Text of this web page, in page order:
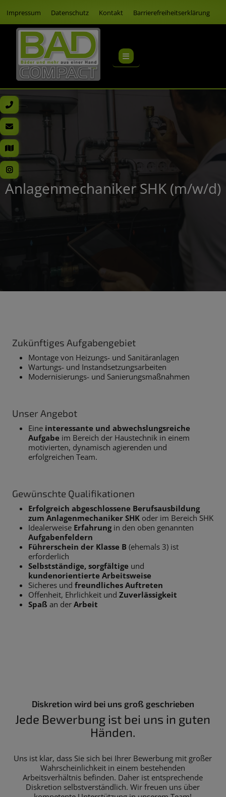
Impressum Datenschutz Kontakt Barrierefreiheitserklärung
Anlagenmechaniker SHK (m/w/d)
Zukünftiges Aufgabengebiet
Montage von Heizungs- und Sanitäranlagen
Wartungs- und Instandsetzungsarbeiten
Modernisierungs- und Sanierungsmaßnahmen
Unser Angebot
Eine interessante und abwechslungsreiche
Aufgabe im Bereich der Haustechnik in einem
motivierten, dynamisch agierenden und
erfolgreichen Team.
Gewünschte Qualifikationen
Erfolgreich abgeschlossene Berufsausbildung
zum Anlagenmechaniker SHK oder im Bereich SHK
Idealerweise Erfahrungin den oben genannten
Aufgabenfeldern
Führerschein der Klasse B (ehemals 3) ist
erforderlich
Selbstständige, sorgfältige und
kundenorientierte Arbeitsweise
Sicheres und freundliches Auftreten
Offenheit, Ehrlichkeit und Zuverlässigkeit
Spaß an der Arbeit
Diskretion wird bei uns groß geschrieben
Jede Bewerbung ist bei uns in guten
Händen.
Uns ist klar, dass Sie sich bei Ihrer Bewerbung mit großer
Wahrscheinlichkeit in einem bestehenden
Arbeitsverhältnis befinden. Daher ist entsprechende
Diskretion selbstverständlich. Wir freuen uns über